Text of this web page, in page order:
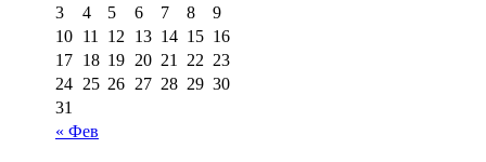
« Фев
3
4 5 6 7 8
9
10 11 12 13 14 15 16
17 18 19 20 21 22 23
24 25 26 27 28 29 30
31